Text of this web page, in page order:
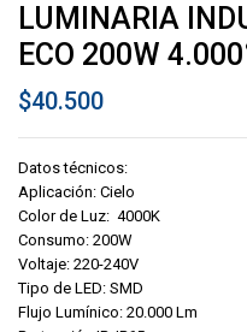
LUMINARIA
ECO 200W
$40.500
Datos técnicos:
Aplicación: Cielo
Color de Luz: 4000K
Consumo: 200W
Voltaje: 220-240V
Tipo de LED: SMD
Flujo Lumínico: 20.000 Lm